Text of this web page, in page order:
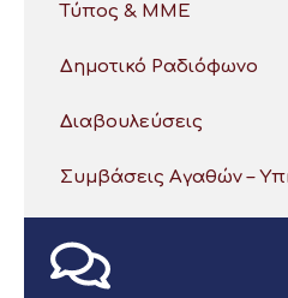
Τύπος & ΜΜΕ
Δημοτικό Ραδιόφωνο
Διαβουλεύσεις
Συμβάσεις Αγαθών –